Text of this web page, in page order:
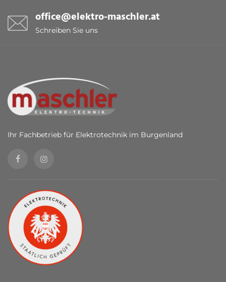
office@elektro-maschler.at
Schreiben Sie uns
Ihr Fachbetrieb für Elektrotechnik im Burgenland